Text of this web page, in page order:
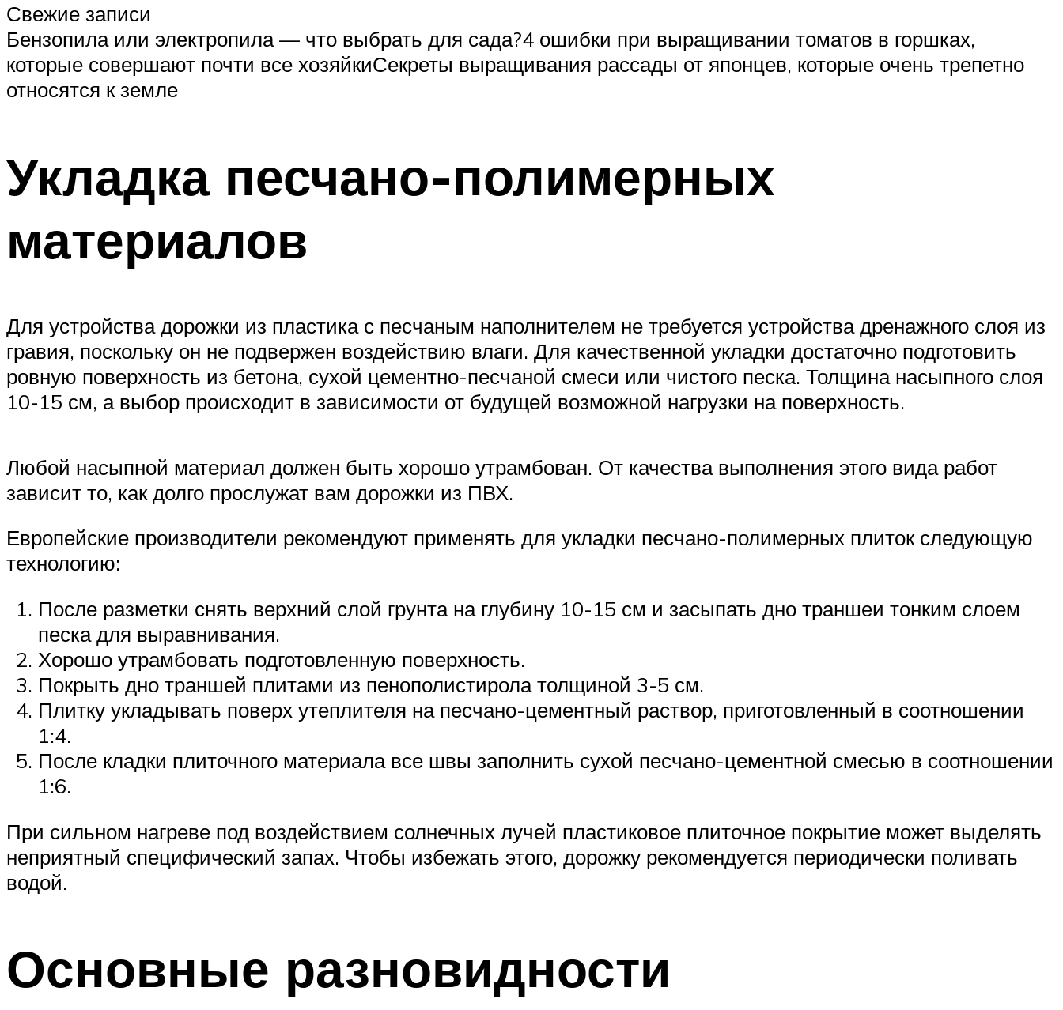
Свежие записи
Бензопила или электропила — что выбрать для сада?4 ошибки при выращивании томатов в горшках,
которые совершают почти все хозяйкиСекреты выращивания рассады от японцев, которые очень трепетно
относятся к земле
Укладка песчано-полимерных
материалов
Для устройства дорожки из пластика с песчаным наполнителем не требуется устройства дренажного слоя из
гравия, поскольку он не подвержен воздействию влаги. Для качественной укладки достаточно подготовить
ровную поверхность из бетона, сухой цементно-песчаной смеси или чистого песка. Толщина насыпного слоя
10-15 см, а выбор происходит в зависимости от будущей возможной нагрузки на поверхность.
Любой насыпной материал должен быть хорошо утрамбован. От качества выполнения этого вида работ
зависит то, как долго прослужат вам дорожки из ПВХ.
Европейские производители рекомендуют применять для укладки песчано-полимерных плиток следующую
технологию:
После разметки снять верхний слой грунта на глубину 10-15 см и засыпать дно траншеи тонким слоем
песка для выравнивания.
Хорошо утрамбовать подготовленную поверхность.
Покрыть дно траншей плитами из пенополистирола толщиной 3-5 см.
Плитку укладывать поверх утеплителя на песчано-цементный раствор, приготовленный в соотношении
1:4.
После кладки плиточного материала все швы заполнить сухой песчано-цементной смесью в соотношении
1:6.
При сильном нагреве под воздействием солнечных лучей пластиковое плиточное покрытие может выделять
неприятный специфический запах. Чтобы избежать этого, дорожку рекомендуется периодически поливать
водой.
Основные разновидности